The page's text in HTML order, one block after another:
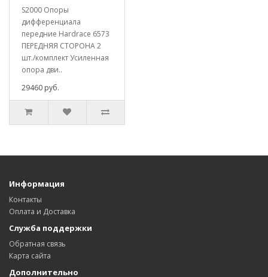
S2000 Опоры
дифференциала
передние Hardrace 6573
ПЕРЕДНЯЯ СТОРОНА 2
шт./комплект Усиленная
опора дви..
29460 руб.
Информация
Контакты
Оплата и Доставка
Служба поддержки
Обратная связь
Карта сайта
Дополнительно